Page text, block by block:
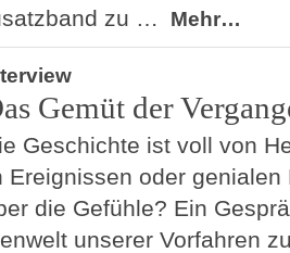
zu …
Mehr…
Gemüt der
Geschichte ist voll von
Ereignissen oder
die Gefühle? Ein
unserer Vorfahren